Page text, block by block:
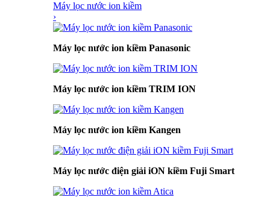
Máy lọc nước ion kiềm
›
Máy lọc nước ion kiềm Panasonic
Máy lọc nước ion kiềm TRIM ION
Máy lọc nước ion kiềm Kangen
Máy lọc nước điện giải iON kiềm Fuji Smart